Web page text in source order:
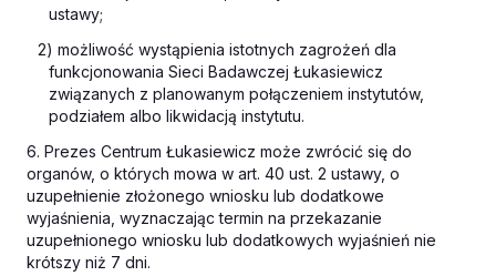
ustawy;
2) możliwość wystąpienia istotnych zagrożeń dla
funkcjonowania Sieci Badawczej Łukasiewicz
związanych z planowanym połączeniem instytutów,
podziałem albo likwidacją instytutu.
6. Prezes Centrum Łukasiewicz może zwrócić się do
organów, o których mowa w art. 40 ust. 2 ustawy, o
uzupełnienie złożonego wniosku lub dodatkowe
wyjaśnienia, wyznaczając termin na przekazanie
uzupełnionego wniosku lub dodatkowych wyjaśnień nie
krótszy niż 7 dni.